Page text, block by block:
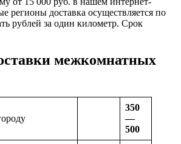
регионы доставка осуществляется по
рублей за один километр. Срок
межкомнатных
350
—
500